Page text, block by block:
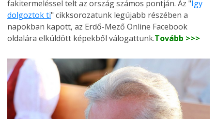
fakitermeléssel telt az ország számos pontján. Az "Így
dolgoztok ti" cikksorozatunk legújabb részében a
napokban kapott, az Erdő-Mező Online Facebook
oldalára elküldött képekből válogattunk.Tovább >>>